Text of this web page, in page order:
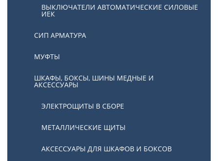
ВЫКЛЮЧАТЕЛИ АВТОМАТИЧЕСКИЕ СИЛОВЫЕ
ИЕК
СИП АРМАТУРА
МУФТЫ
ШКАФЫ, БОКСЫ, ШИНЫ МЕДНЫЕ И
АКСЕССУАРЫ
ЭЛЕКТРОЩИТЫ В СБОРЕ
МЕТАЛЛИЧЕСКИЕ ЩИТЫ
АКСЕССУАРЫ ДЛЯ ШКАФОВ И БОКСОВ